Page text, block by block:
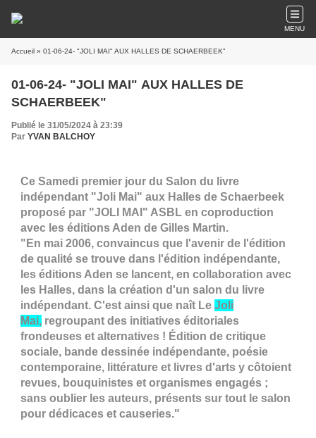
MENU
Accueil » 01-06-24- "JOLI MAI" AUX HALLES DE SCHAERBEEK"
01-06-24- "JOLI MAI" AUX HALLES DE
SCHAERBEEK"
Publié le 31/05/2024 à 23:39
Par YVAN BALCHOY
Ce Samedi premier jour du Salon du livre
indépendant "Joli Mai" aux Halles de Schaerbeek
proposé par "JOLI MAI" ASBL en coproduction
avec les éditions Aden de Gilles Martin.
"En mai 2006, convaincus que l'avenir de l'édition
de qualité se trouve dans l'édition indépendante,
les éditions Aden se lancent, en collaboration avec
les Halles, dans la création d'un salon du livre
indépendant. C'est ainsi que naît Le Joli
Mai, regroupant des initiatives éditoriales
frondeuses et alternatives ! Édition de critique
sociale, bande dessinée indépendante, poésie
contemporaine, littérature et livres d'arts y côtoient
revues, bouquinistes et organismes engagés ;
sans oublier les auteurs, présents sur tout le salon
pour dédicaces et causeries."